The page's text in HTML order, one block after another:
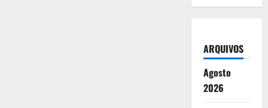
ARQUIVOS
Agosto
2026